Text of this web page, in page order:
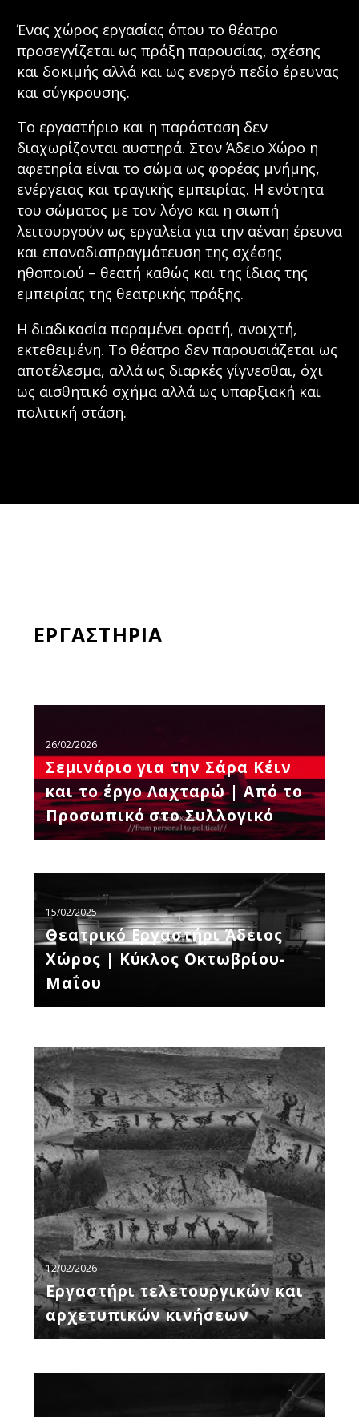
Ένας χώρος εργασίας όπου το θέατρο
προσεγγίζεται ως πράξη παρουσίας, σχέσης
και δοκιμής αλλά και ως ενεργό πεδίο έρευνας
και σύγκρουσης.
Το εργαστήριο και η παράσταση δεν
διαχωρίζονται αυστηρά. Στον Άδειο Χώρο η
αφετηρία είναι το σώμα ως φορέας μνήμης,
ενέργειας και τραγικής εμπειρίας. Η ενότητα
του σώματος με τον λόγο και η σιωπή
λειτουργούν ως εργαλεία για την αέναη έρευνα
και επαναδιαπραγμάτευση της σχέσης
ηθοποιού – θεατή καθώς και της ίδιας της
εμπειρίας της θεατρικής πράξης.
Η διαδικασία παραμένει ορατή, ανοιχτή,
εκτεθειμένη. Το θέατρο δεν παρουσιάζεται ως
αποτέλεσμα, αλλά ως διαρκές γίγνεσθαι, όχι
ως αισθητικό σχήμα αλλά ως υπαρξιακή και
πολιτική στάση.
ΕΡΓΑΣΤΗΡΙΑ
την
Σάρα
Κέιν
και
το
Λαχταρώ
|
Από
το
Προσωπικό
στο
26/02/2026
Σεμινάριο για την Σάρα Κέιν
και το έργο Λαχταρώ | Από το
Προσωπικό στο Συλλογικό
Εργαστήρι
Άδειος
Χώρος
Κύκλος
Οκτωβρίου-
15/02/2025
Θεατρικό Εργαστήρι Άδειος
Χώρος | Κύκλος Οκτωβρίου-
Μαΐου
Εργαστήρι
τελετουργικών
και
αρχετυπικών
κινήσεων
12/02/2026
Εργαστήρι τελετουργικών και
αρχετυπικών κινήσεων